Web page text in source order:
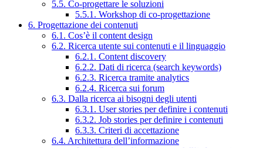
5.5. Co-progettare le soluzioni
5.5.1. Workshop di co-progettazione
6. Progettazione dei contenuti
6.1. Cos’è il content design
6.2. Ricerca utente sui contenuti e il linguaggio
6.2.1. Content discovery
6.2.2. Dati di ricerca (search keywords)
6.2.3. Ricerca tramite analytics
6.2.4. Ricerca sui forum
6.3. Dalla ricerca ai bisogni degli utenti
6.3.1. User stories per definire i contenuti
6.3.2. Job stories per definire i contenuti
6.3.3. Criteri di accettazione
6.4. Architettura dell’informazione